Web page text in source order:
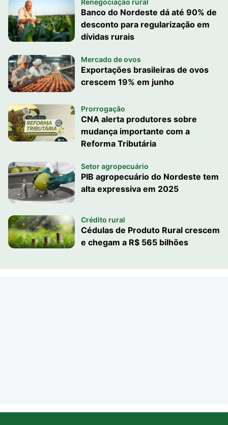
Banco do Nordeste dá até 90% de
desconto para regularização em
dívidas rurais
Mercado de ovos
Exportações brasileiras de ovos
crescem 19% em junho
Prorrogação
CNA alerta produtores sobre
mudança importante com a
Reforma Tributária
Setor agropecuário
PIB agropecuário do Nordeste tem
alta expressiva em 2025
Crédito rural
Cédulas de Produto Rural crescem
e chegam a R$ 565 bilhões